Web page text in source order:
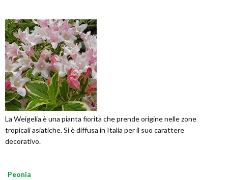
La Weigelia è una pianta fiorita che prende origine nelle zone
tropicali asiatiche. Si è diffusa in Italia per il suo carattere
decorativo.
Peonia